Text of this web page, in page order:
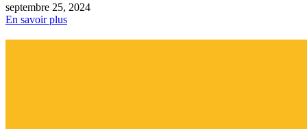
septembre 25, 2024
En savoir plus